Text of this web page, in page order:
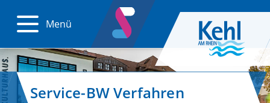
Menü
Service-BW Verfahren